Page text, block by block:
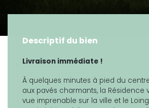
Descriptif du bien
Livraison immédiate !
À quelques minutes à pied du
aux pavés charmants, la Résidence
vue imprenable sur la ville et le